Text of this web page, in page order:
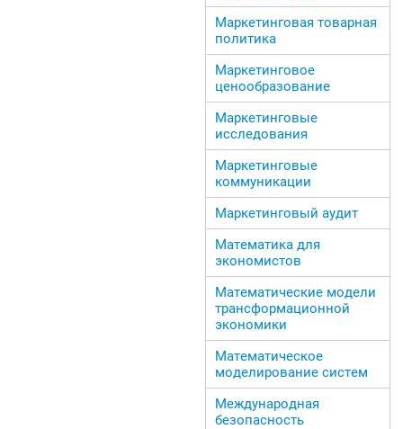
Маркетинговая товарная
политика
Маркетинговое
ценообразование
Маркетинговые
исследования
Маркетинговые
коммуникации
Маркетинговый аудит
Математика для
экономистов
Математические модели
трансформационной
экономики
Математическое
моделирование систем
Международная
безопасность